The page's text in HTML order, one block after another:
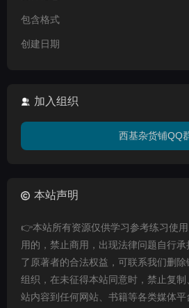
包含格式
创建日期
加入组织
西基杂货铺QQ
本站声明
👉本站所有资源仅供学习参考练习使
用的，禁止商用，出现法律问题自行
了原著者的合法权益，可联系我们删
组织，在未征得本站同意时，禁止复
站内容到任何网站、书籍等各类媒体平